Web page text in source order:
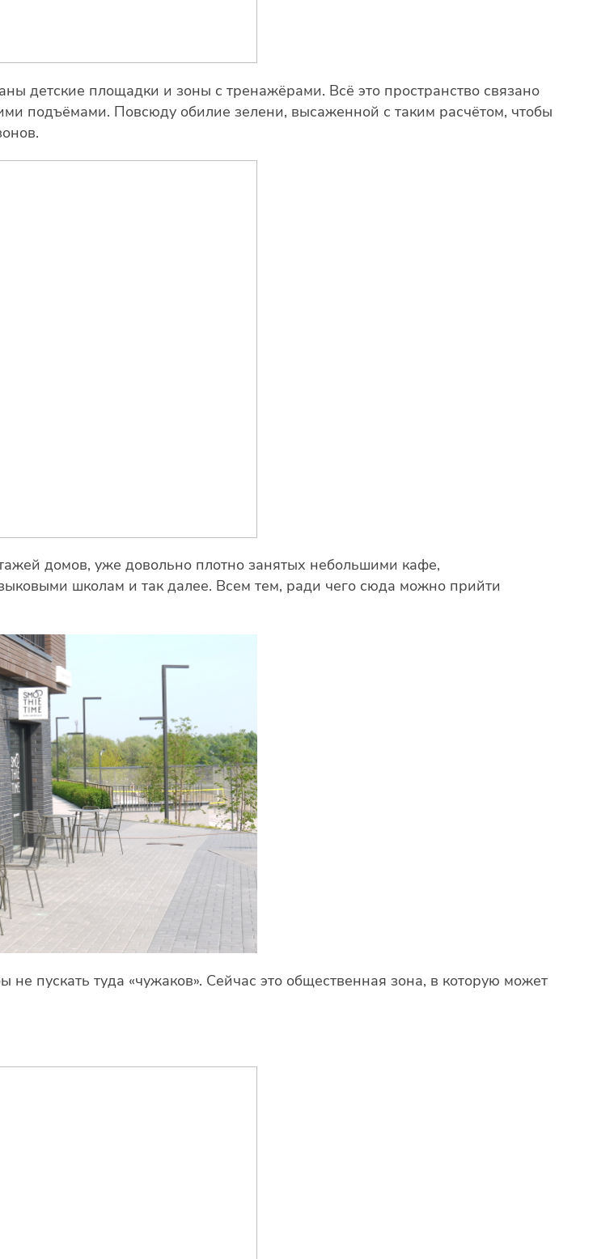
детские площадки и зоны с тренажёрами. Всё это пространство связано
подъёмами. Повсюду обилие зелени, высаженной с таким расчётом, чтобы
домов, уже довольно плотно занятых небольшими кафе,
школам и так далее. Всем тем, ради чего сюда можно прийти
не пускать туда «чужаков». Сейчас это общественная зона, в которую может